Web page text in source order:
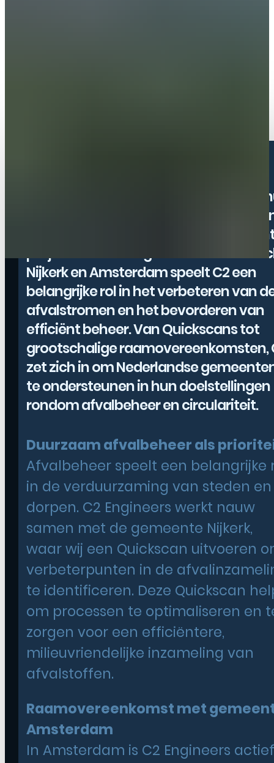
C2 Engineers versterkt gemeenten in
streven naar duurzame
en een circulaire economie. Met
projecten voor de gemeente Den
Nijkerk en Amsterdam speelt C2 een
belangrijke rol in het verbeteren van
afvalstromen en het bevorderen van
efficiënt beheer. Van Quickscans tot
grootschalige raamovereenkomsten,
zet zich in om Nederlandse
te ondersteunen in hun doelstellingen
rondom afvalbeheer en circulariteit.
Duurzaam afvalbeheer als
Afvalbeheer speelt een belangrijke
in de verduurzaming van steden en
dorpen. C2 Engineers werkt nauw
samen met de gemeente Nijkerk,
waar wij een Quickscan uitvoeren
verbeterpunten in de
te identificeren. Deze Quickscan
om processen te optimaliseren en
zorgen voor een efficiëntere,
milieuvriendelijke inzameling van
afvalstoffen.
Raamovereenkomst met
Amsterdam
In Amsterdam is C2 Engineers actief